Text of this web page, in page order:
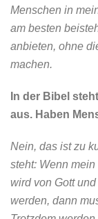
Menschen in
am besten
anbieten, ohne
machen.
In der Bibel
aus. Haben
Nein, das ist zu
steht: Wenn
wird von Gott
werden, dann